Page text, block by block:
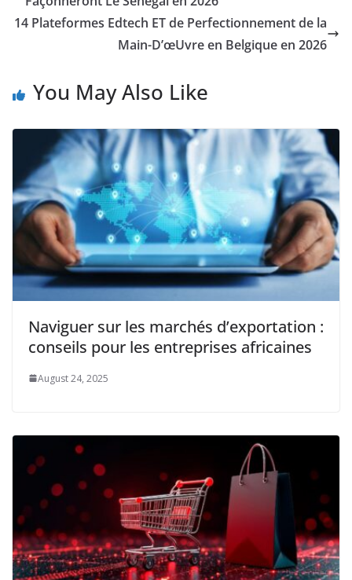
14 Plateformes Edtech ET de Perfectionnement de la
Main-D’œUvre en Belgique en 2026
You May Also Like
Naviguer sur les marchés d’exportation :
conseils pour les entreprises africaines
August 24, 2025